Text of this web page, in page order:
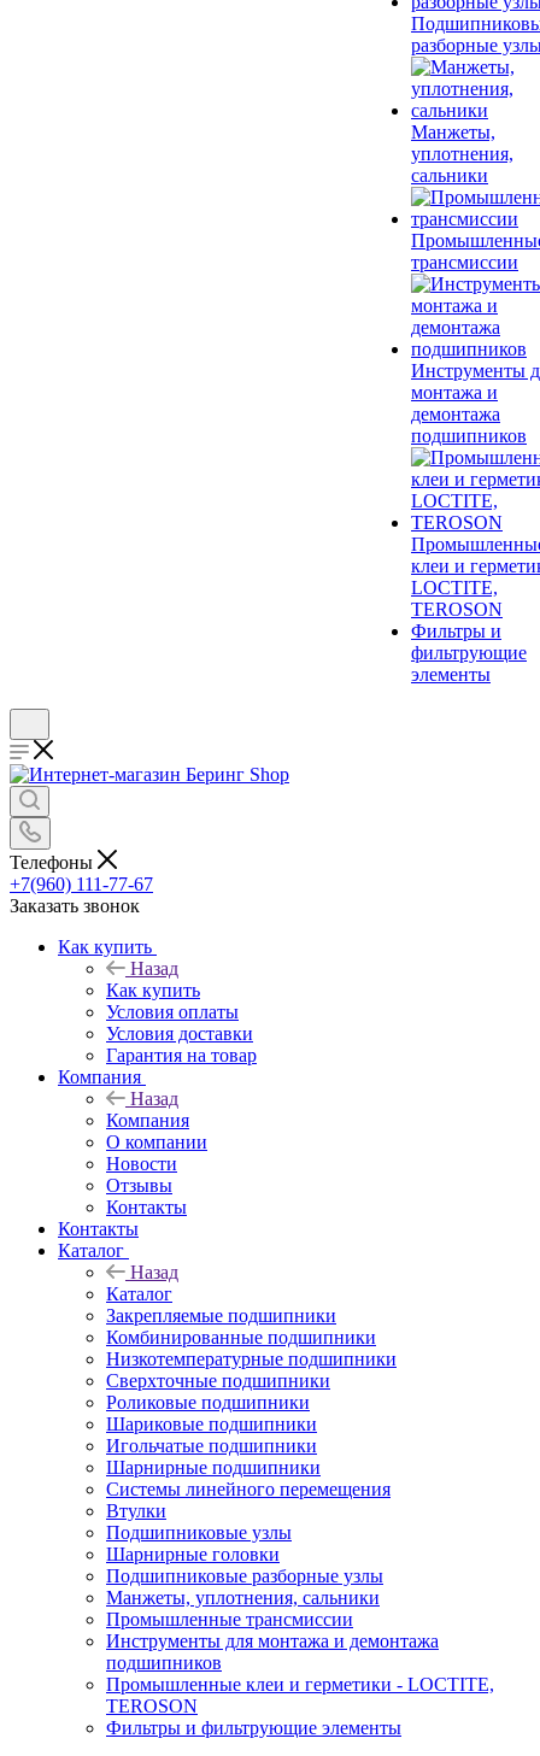
разборные
Манжеты,
уплотнения,
сальники
трансмиссии
Инструменты
монтажа и
демонтажа
подшипников
клеи и
LOCTITE,
TEROSON
Фильтры и
фильтрующие
элементы
Телефоны
+7(960) 111-77-67
Заказать звонок
Как купить
Назад
Как купить
Условия оплаты
Условия доставки
Гарантия на товар
Компания
Назад
Компания
О компании
Новости
Отзывы
Контакты
Контакты
Каталог
Назад
Каталог
Закрепляемые подшипники
Комбинированные подшипники
Низкотемпературные подшипники
Сверхточные подшипники
Роликовые подшипники
Шариковые подшипники
Игольчатые подшипники
Шарнирные подшипники
Системы линейного перемещения
Втулки
Подшипниковые узлы
Шарнирные головки
Подшипниковые разборные узлы
Манжеты, уплотнения, сальники
Промышленные трансмиссии
Инструменты для монтажа и демонтажа
подшипников
Промышленные клеи и герметики - LOCTITE,
TEROSON
Фильтры и фильтрующие элементы